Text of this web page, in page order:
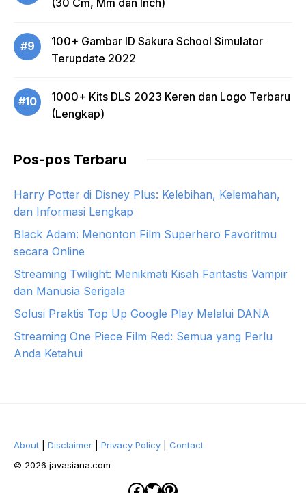
#9
100+ Gambar ID Sakura School Simulator
Terupdate 2022
#10
1000+ Kits DLS 2023 Keren dan Logo Terbaru
(Lengkap)
Pos-pos Terbaru
Harry Potter di Disney Plus: Kelebihan, Kelemahan,
dan Informasi Lengkap
Black Adam: Menonton Film Superhero Favoritmu
secara Online
Streaming Twilight: Menikmati Kisah Fantastis Vampir
dan Manusia Serigala
Solusi Praktis Top Up Google Play Melalui DANA
Streaming One Piece Film Red: Semua yang Perlu
Anda Ketahui
About Disclaimer Privacy Policy
Contact
© 2026 javasiana.com